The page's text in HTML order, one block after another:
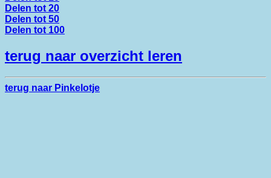
Delen tot 20
Delen tot 50
Delen tot 100
terug naar overzicht leren
terug naar Pinkelotje